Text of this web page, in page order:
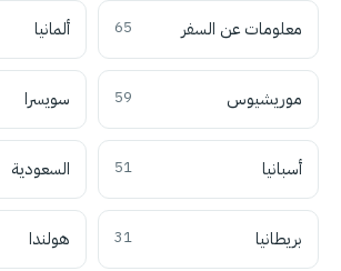
معلومات عن السفر 65 ألمانيا
موريشيوس 59 سويسرا
أسبانيا 51 السعودية
بريطانيا 31 هولندا